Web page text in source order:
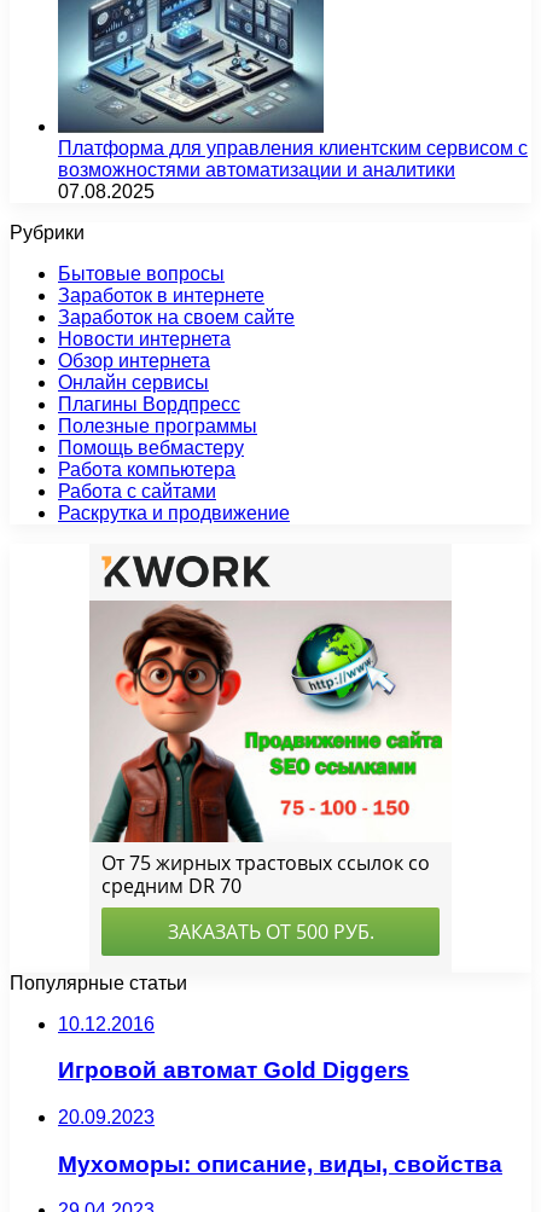
Платформа для управления клиентским сервисом с
возможностями автоматизации и аналитики
07.08.2025
Рубрики
Бытовые вопросы
Заработок в интернете
Заработок на своем сайте
Новости интернета
Обзор интернета
Онлайн сервисы
Плагины Вордпресс
Полезные программы
Помощь вебмастеру
Работа компьютера
Работа с сайтами
Раскрутка и продвижение
Популярные статьи
10.12.2016
Игровой автомат Gold Diggers
20.09.2023
Мухоморы: описание, виды, свойства